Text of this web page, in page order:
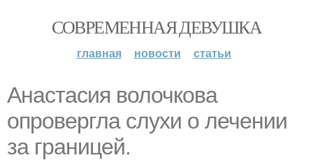
СОВРЕМЕННАЯ ДЕВУШКА
главная новости статьи
Анастасия волочкова
опровергла слухи о лечении
за границей.